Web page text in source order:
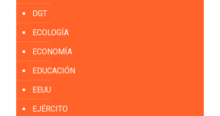
DGT
ECOLOGÍA
ECONOMÍA
EDUCACIÓN
EEUU
EJÉRCITO